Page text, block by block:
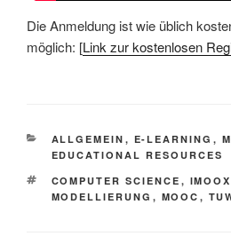
Die Anmeldung ist wie üblich
möglich: [Link zur kostenlosen
KATEGORIEN
ALLGEMEIN , E-LEARNING ,
EDUCATIONAL RESOURCES
SCHLAGWÖRTER
COMPUTER SCIENCE , IMOOX
MODELLIERUNG , MOOC ,